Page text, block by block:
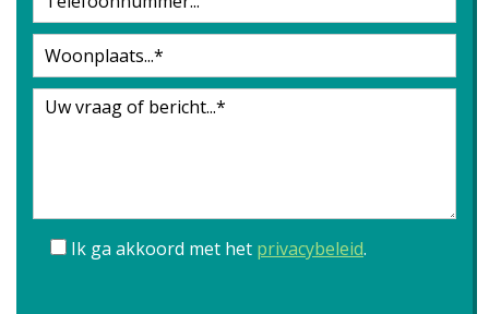
Ik ga akkoord met het privacybeleid.